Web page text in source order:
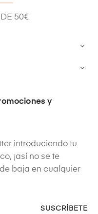
DE 50€


y
introduciendo tu
¡así no se te
baja en cualquier
SUSCRÍBETE